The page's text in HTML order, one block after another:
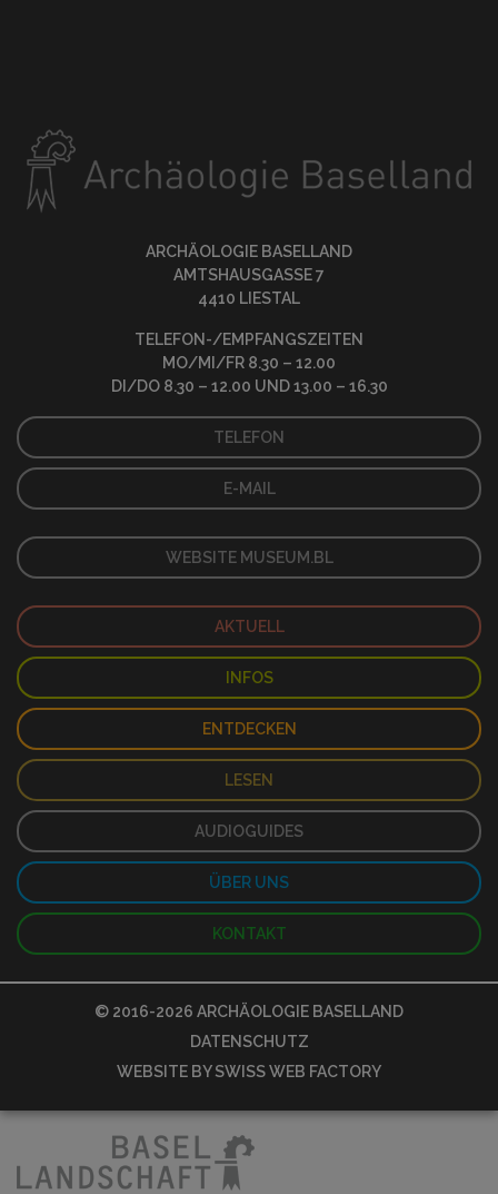
ARCHÄOLOGIE BASELLAND
AMTSHAUSGASSE 7
4410 LIESTAL
TELEFON-/EMPFANGSZEITEN
MO/MI/FR 8.30 – 12.00
DI/DO 8.30 – 12.00 UND 13.00 – 16.30
TELEFON
E-MAIL
WEBSITE MUSEUM.BL
AKTUELL
INFOS
ENTDECKEN
LESEN
AUDIOGUIDES
ÜBER UNS
KONTAKT
© 2016-2026 ARCHÄOLOGIE BASELLAND
DATENSCHUTZ
WEBSITE BYSWISS WEB FACTORY